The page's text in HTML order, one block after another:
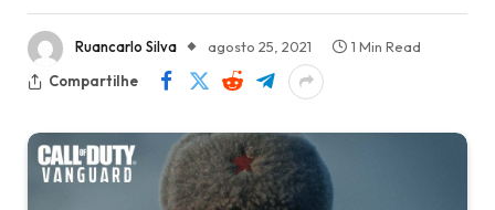
Ruancarlo Silva agosto 25, 2021
1 Min Read
Compartilhe